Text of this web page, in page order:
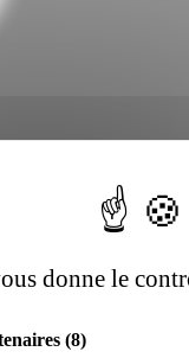
donne le
(8)